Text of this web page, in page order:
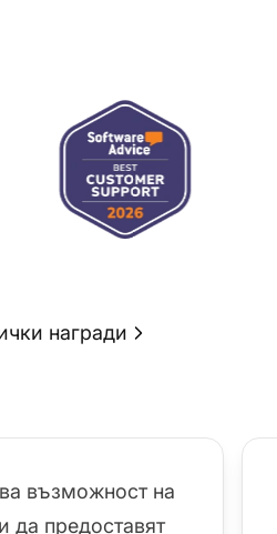
награди
възможност на
да предоставят